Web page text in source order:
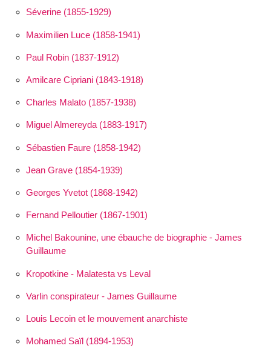
Séverine (1855-1929)
Maximilien Luce (1858-1941)
Paul Robin (1837-1912)
Amilcare Cipriani (1843-1918)
Charles Malato (1857-1938)
Miguel Almereyda (1883-1917)
Sébastien Faure (1858-1942)
Jean Grave (1854-1939)
Georges Yvetot (1868-1942)
Fernand Pelloutier (1867-1901)
Michel Bakounine, une ébauche de biographie - James
Guillaume
Kropotkine - Malatesta vs Leval
Varlin conspirateur - James Guillaume
Louis Lecoin et le mouvement anarchiste
Mohamed Saïl (1894-1953)